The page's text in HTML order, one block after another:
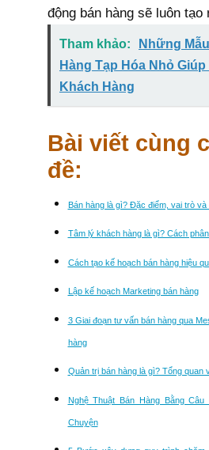
động bán hàng sẽ luôn
Tham khảo:
Những
Hàng Tạp Hóa Nhỏ
Khách Hàng
Bài viết cùng
đề:
Bán hàng là gì? Đặc điểm, vai trò
Tâm lý khách hàng là gì? Cách
Cách tạo kế hoạch bán hàng hiệu
Lập kế hoạch Marketing bán hàng
3 Giai đoạn tư vấn bán hàng qua
hàng
Quản trị bán hàng là gì? Tổng quan
Nghệ Thuật Bán Hàng Bằng
Chuyện